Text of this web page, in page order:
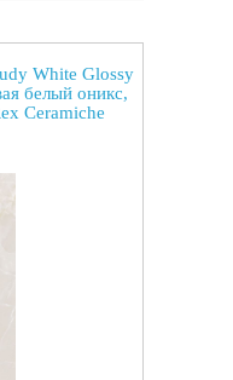
White Glossy
белый оникс,
Ceramiche